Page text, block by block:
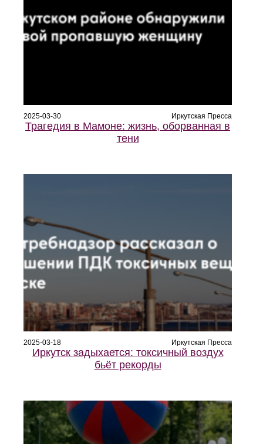
2025-03-30 Иркутская Пресса
Трагедия в Мамоне: жизнь, оборванная в
тени
2025-03-18 Иркутская Пресса
Иркутск задыхается: токсичный воздух
бьёт рекорды